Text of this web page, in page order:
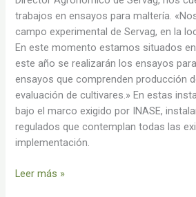
trabajos en ensayos para maltería.
campo experimental de Servag, en la
En este momento estamos situados
este año se realizarán los ensayos
ensayos que comprenden producción
evaluación de cultivares.» En estas
bajo el marco exigido por INASE,
regulados que contemplan todas las
implementación.
Leer más »